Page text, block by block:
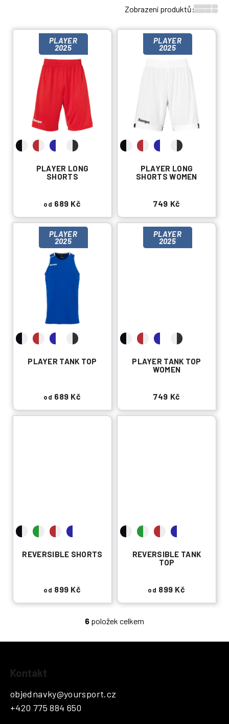
Zobrazení produktů:
V
d
u
PLAYER
2025
PLAYER LONG
SHORTS
od 689 Kč
PLAYER
2025
PLAYER LONG
SHORTS WOMEN
749 Kč
PLAYER
2025
PLAYER TANK TOP
od 689 Kč
PLAYER
2025
PLAYER TANK TOP
WOMEN
749 Kč
REVERSIBLE SHORTS
od 899 Kč
REVERSIBLE TANK
TOP
od 899 Kč
O
c
6 položek celkem
Kontakt
objednavky@yoursport.cz
+420 775 884 650